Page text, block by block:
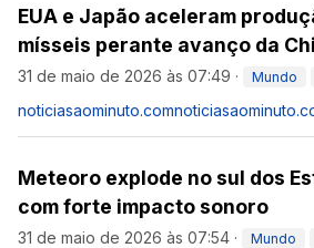
EUA e Japão aceleram
mísseis perante avanço da
31 de maio de 2026 às 07:49 · Mundo
noticiasaominuto.com
Meteoro explode no sul dos
com forte impacto sonoro
31 de maio de 2026 às 07:54 · Mundo